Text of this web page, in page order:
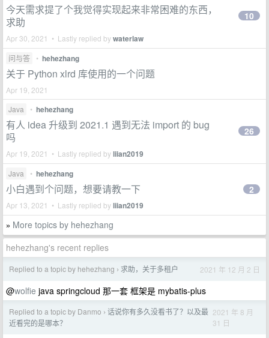
今天需求提了个我觉得实现起来非常困难的东西，
求助
Apr 30, 2021 • Lastly replied bywaterlaw
10
问与答 • hehezhang
关于 Python xlrd 库使用的一个问题
Apr 19, 2021
Java
• hehezhang
有人 idea 升级到 2021.1 遇到无法 import 的 bug
吗
Apr 19, 2021 • Lastly replied byliian2019
26
Java • hehezhang
小白遇到个问题，想要请教一下
Apr 13, 2021 • Lastly replied byliian2019
2
» More topics by hehezhang
hehezhang's recent replies
Replied to a topic by hehezhang › 求助，关于多租户 2021 年 12 月 2 日
@wolfie java springcloud 那一套 框架是 mybatis-plus
Replied to a topic by Danmo › 话说你有多久没看书了？以及最
近看完的是哪本？
2021 年 8 月
31 日